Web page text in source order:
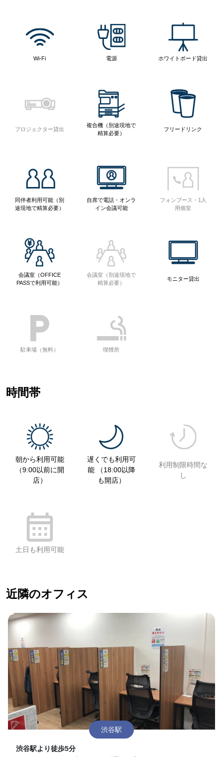
Wi-Fi 電源 ホワイトボード貸出
プロジェクター貸出
複合機（別途現地で
精算必要）
フリードリンク
同伴者利用可能（別
途現地で精算必要）
自席で電話・オンラ
イン会議可能
フォンブース・1人
用個室
会議室（OFFICE
PASSで利用可能）
会議室（別途現地で
精算必要）
モニター貸出
駐車場（無料） 喫煙所
時間帯
朝から利用可能
（9:00以前に開
店）
遅くでも利用可
能 （18:00以降
も開店）
利用制限時間な
し
土日も利用可能
近隣のオフィス
渋谷駅
渋谷駅より徒歩5分